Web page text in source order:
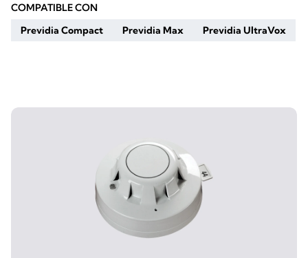
COMPATIBLE CON
Previdia Compact
Previdia Max Previdia UltraVox